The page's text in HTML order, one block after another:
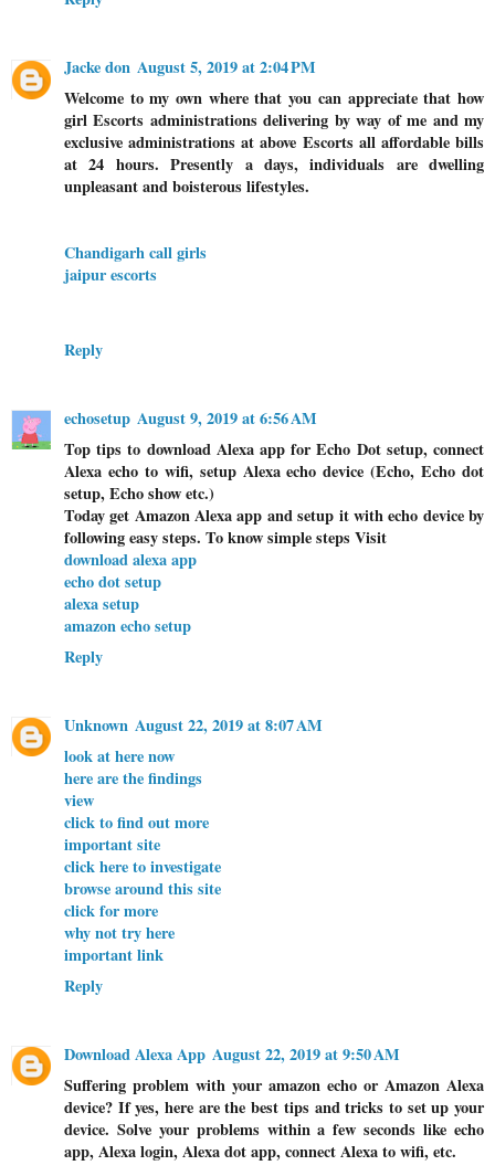
Jacke don August 5, 2019 at 2:04 PM
Welcome to my own where that you can appreciate that how
girl Escorts administrations delivering by way of me and my
exclusive administrations at above Escorts all affordable bills
at 24 hours. Presently a days, individuals are dwelling
unpleasant and boisterous lifestyles.
Chandigarh call girls
jaipur escorts
Reply
echosetup August 9, 2019 at 6:56 AM
Top tips to download Alexa app for Echo Dot setup, connect
Alexa echo to wifi, setup Alexa echo device (Echo, Echo dot
setup, Echo show etc.)
Today get Amazon Alexa app and setup it with echo device by
following easy steps. To know simple steps Visit
download alexa app
echo dot setup
alexa setup
amazon echo setup
Reply
Unknown August 22, 2019 at 8:07 AM
look at here now
here are the findings
view
click to find out more
important site
click here to investigate
browse around this site
click for more
why not try here
important link
Reply
Download Alexa App August 22, 2019 at 9:50 AM
Suffering problem with your amazon echo or Amazon Alexa
device? If yes, here are the best tips and tricks to set up your
device. Solve your problems within a few seconds like echo
app, Alexa login, Alexa dot app, connect Alexa to wifi, etc.